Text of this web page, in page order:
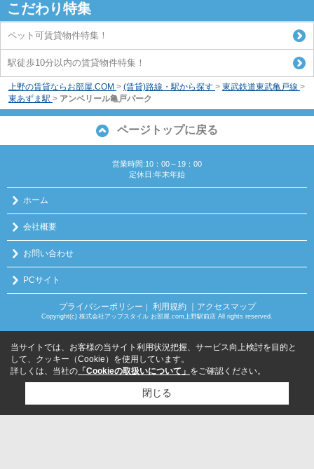
こだわり特集
ペット可賃貸物件特集！
駅徒歩10分以内の賃貸物件特集！
上野の賃貸ならお部屋.COM > (賃貸)路線・駅から探す > 東武鉄道東武亀戸線 >
東あずま駅 > アンベリール亀戸パーク
ページトップに戻る
営業時間:10：00～19：00
定休日:年末年始
ホーム
会社概要
お問い合わせ
PCサイト
プライバシーポリシー 利用規約 ｜アクセスマップ
Copyright(c) 株式会社アップスタイル お部屋.com上野駅前店 All rights reserved.
当サイトでは、お客様の当サイト利用状況把握、サービス向上検討を目的と
して、クッキー（Cookie）を使用しています。
詳しくは、当社の 「Cookieの取扱いについて」 をご確認ください。
閉じる